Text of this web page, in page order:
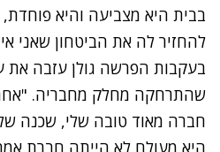
בבית היא מצביעה והיא
להחזיר לה את הביטחון שאני
בעקבות הפרשה גולן עזבה את
שהתרחקה מחלק מחבריה.
חברה מאוד טובה שלי, שכנה
היא מעולם לא הייתה חברת